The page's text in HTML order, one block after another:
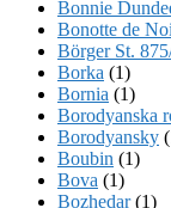
Bonnie
Bonotte de
Börger St.
Borka (1)
Bornia (1)
Borodyanska
Borodyansky
Boubin (1)
Bova (1)
Bozhedar(1)